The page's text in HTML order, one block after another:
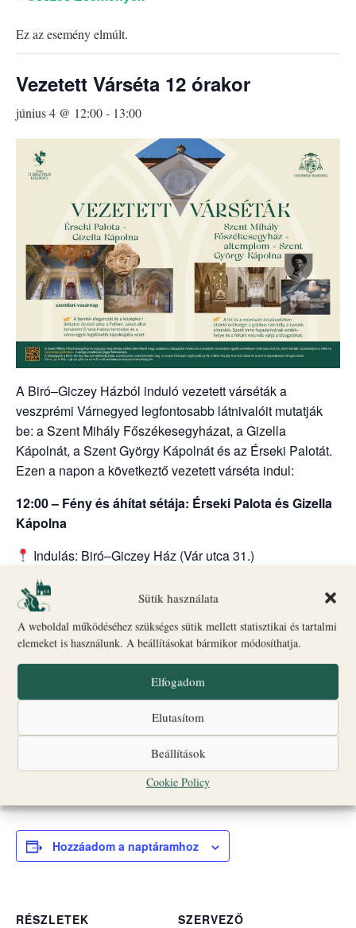
Sütik használata
A weboldal működéséhez szükséges sütik mellett statisztikai és tartalmi
elemeket is használunk. A beállításokat bármikor módosíthatja.
Elfogadom
Elutasítom
Beállítások
Cookie Policy
Ez az esemény elmúlt.
Vezetett Várséta 12 órakor
június 4 @ 12:00- 13:00
A Biró–Giczey Házból induló vezetett várséták a
veszprémi Várnegyed legfontosabb látnivalóit mutatják
be: a Szent Mihály Főszékesegyházat, a Gizella
Kápolnát, a Szent György Kápolnát és az Érseki Palotát.
Ezen a napon a következtő vezetett várséta indul:
12:00 – Fény és áhítat sétája: Érseki Palota és Gizella
Kápolna
Indulás: Biró–Giczey Ház (Vár utca 31.)
Jegyvásárlás
Csoportlétszám: legfeljebb 25 fő
A programok egyes időpontokban liturgikus események
vagy egyéb rendezvények miatt változhatnak.
Nagyobb létszámú vagy idegen nyelvű csoportok
számára a részvétel előzetes bejelentkezéshez kötött;
jelentkezni az alábbi elérhetőségek egyikén lehet.
✉turizmus@veszpremiersekseg.hu
Hozzáadom a naptáramhoz
RÉSZLETEK
SZERVEZŐ